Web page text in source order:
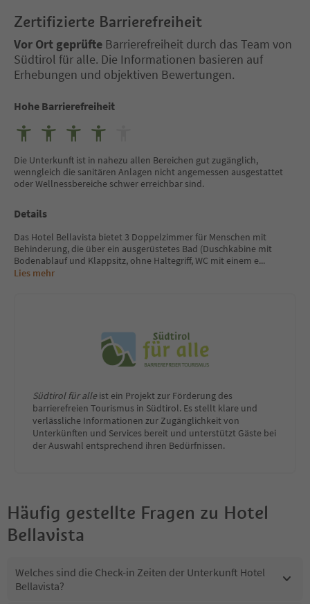
Zertifizierte Barrierefreiheit
Vor Ort geprüfte Barrierefreiheit durch das Team von
Südtirol für alle. Die Informationen basieren auf
Erhebungen und objektiven Bewertungen.
Hohe Barrierefreiheit
Die Unterkunft ist in nahezu allen Bereichen gut zugänglich,
wenngleich die sanitären Anlagen nicht angemessen ausgestattet
oder Wellnessbereiche schwer erreichbar sind.
Details
Das Hotel Bellavista bietet 3 Doppelzimmer für Menschen mit
Behinderung, die über ein ausgerüstetes Bad (Duschkabine mit
Bodenablauf und Klappsitz, ohne Haltegriff, WC mit einem e...
Lies mehr
Südtirol für alleist ein Projekt zur Förderung des
barrierefreien Tourismus in Südtirol. Es stellt klare und
verlässliche Informationen zur Zugänglichkeit von
Unterkünften und Services bereit und unterstützt Gäste bei
der Auswahl entsprechend ihren Bedürfnissen.
Häufig gestellte Fragen zu Hotel
Bellavista
Welches sind die Check-in Zeiten der Unterkunft Hotel
Bellavista?